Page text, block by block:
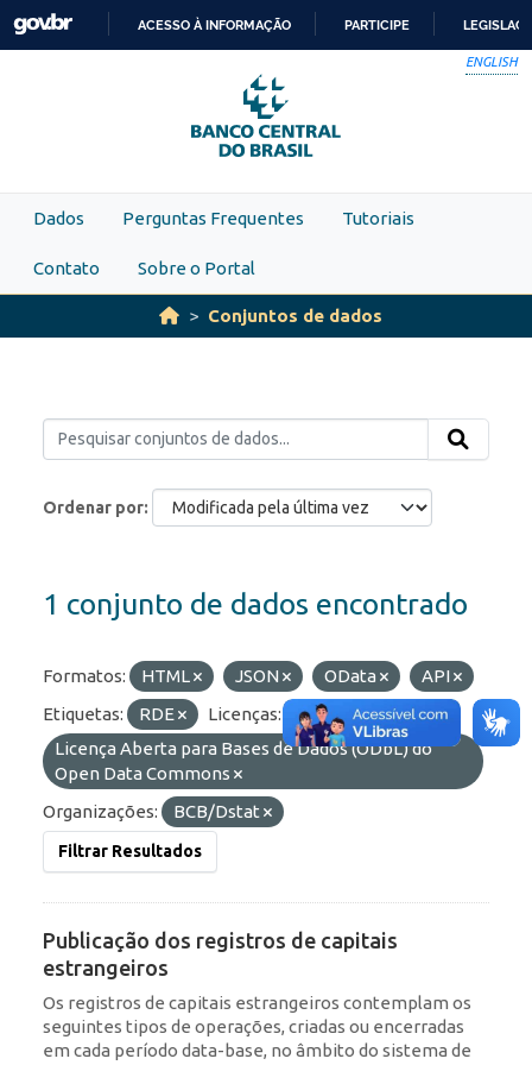
Skip to main content
PARA
O
CONTEÚDO
ACESSO À INFORMAÇÃO PARTICIPE
ENGLISH
Dados Perguntas Frequentes Tutoriais
Contato Sobre o Portal
Conjuntos de dados
Ordenar por
1 conjunto de dados encontrado
Formatos: HTML JSON OData
API
Etiquetas:
RDE
Licenças:
Licença Aberta para Bases de Dados (ODbL) do
Open Data Commons
Organizações:
BCB/Dstat
Filtrar Resultados
Publicação dos registros de capitais
estrangeiros
Os registros de capitais estrangeiros contemplam os
seguintes tipos de operações, criadas ou encerradas
em cada período data-base, no âmbito do sistema de